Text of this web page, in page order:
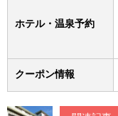
ホテル・温泉予約
クーポン情報